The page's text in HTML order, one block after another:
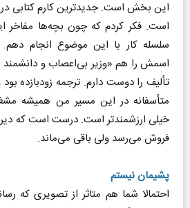
این بخش است. جدیدترین کارم کتابی در
است. فکر کردم که چون بچه‌ها مفاخر
سلسله کار با این موضوع انجام
اسمش را هم «وزیر بی‌اعصاب و
تألیف را دوست دارم. ترجمه زودبازده
متأسفانه در این مسیر من همیشه
خیلی ارزشمندتر است. درست است که
فروش می‌رسد ولی باقی می‌ماند.
پشیمان نیستم
احتمالا شما هم متاثر از تصویری که